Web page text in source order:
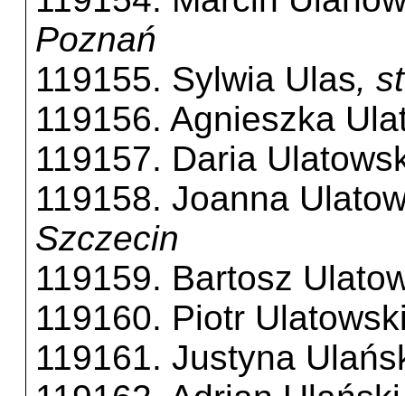
Poznań
119155. Sylwia Ulas,
119156. Agnieszka
119157. Daria
119158. Joanna
Szczecin
119159. Bartosz
119160. Piotr
119161. Justyna